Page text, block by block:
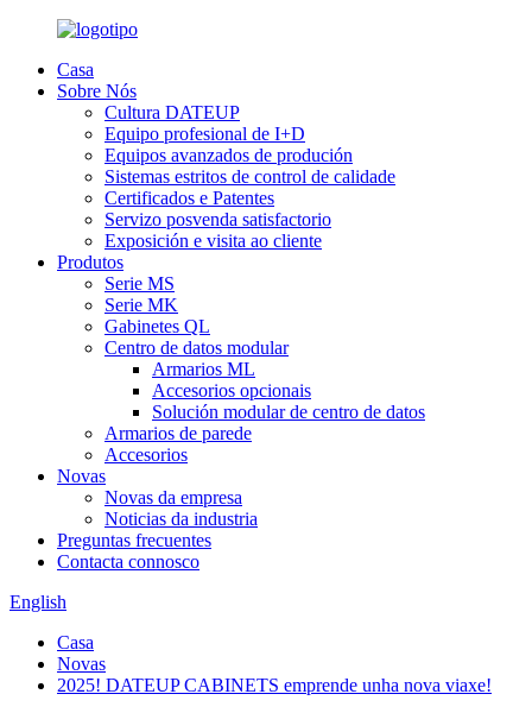
Casa
Sobre Nós
Cultura DATEUP
Equipo profesional de I+D
Equipos avanzados de produción
Sistemas estritos de control de calidade
Certificados e Patentes
Servizo posvenda satisfactorio
Exposición e visita ao cliente
Produtos
Serie MS
Serie MK
Gabinetes QL
Centro de datos modular
Armarios ML
Accesorios opcionais
Solución modular de centro de datos
Armarios de parede
Accesorios
Novas
Novas da empresa
Noticias da industria
Preguntas frecuentes
Contacta connosco
English
Casa
Novas
2025! DATEUP CABINETS emprende unha nova viaxe!